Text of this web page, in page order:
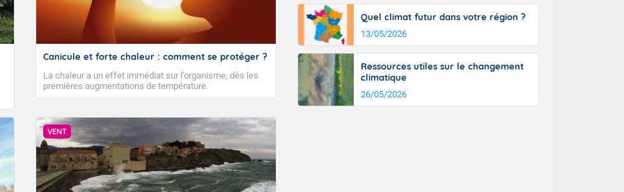
Canicule et forte chaleur : comment se protéger ?
La chaleur a un effet immédiat sur l’organisme, dès les
premières augmentations de température.
VENT
Quel climat futur dans votre région ?
13/05/2026
Ressources utiles sur le changement
climatique
26/05/2026